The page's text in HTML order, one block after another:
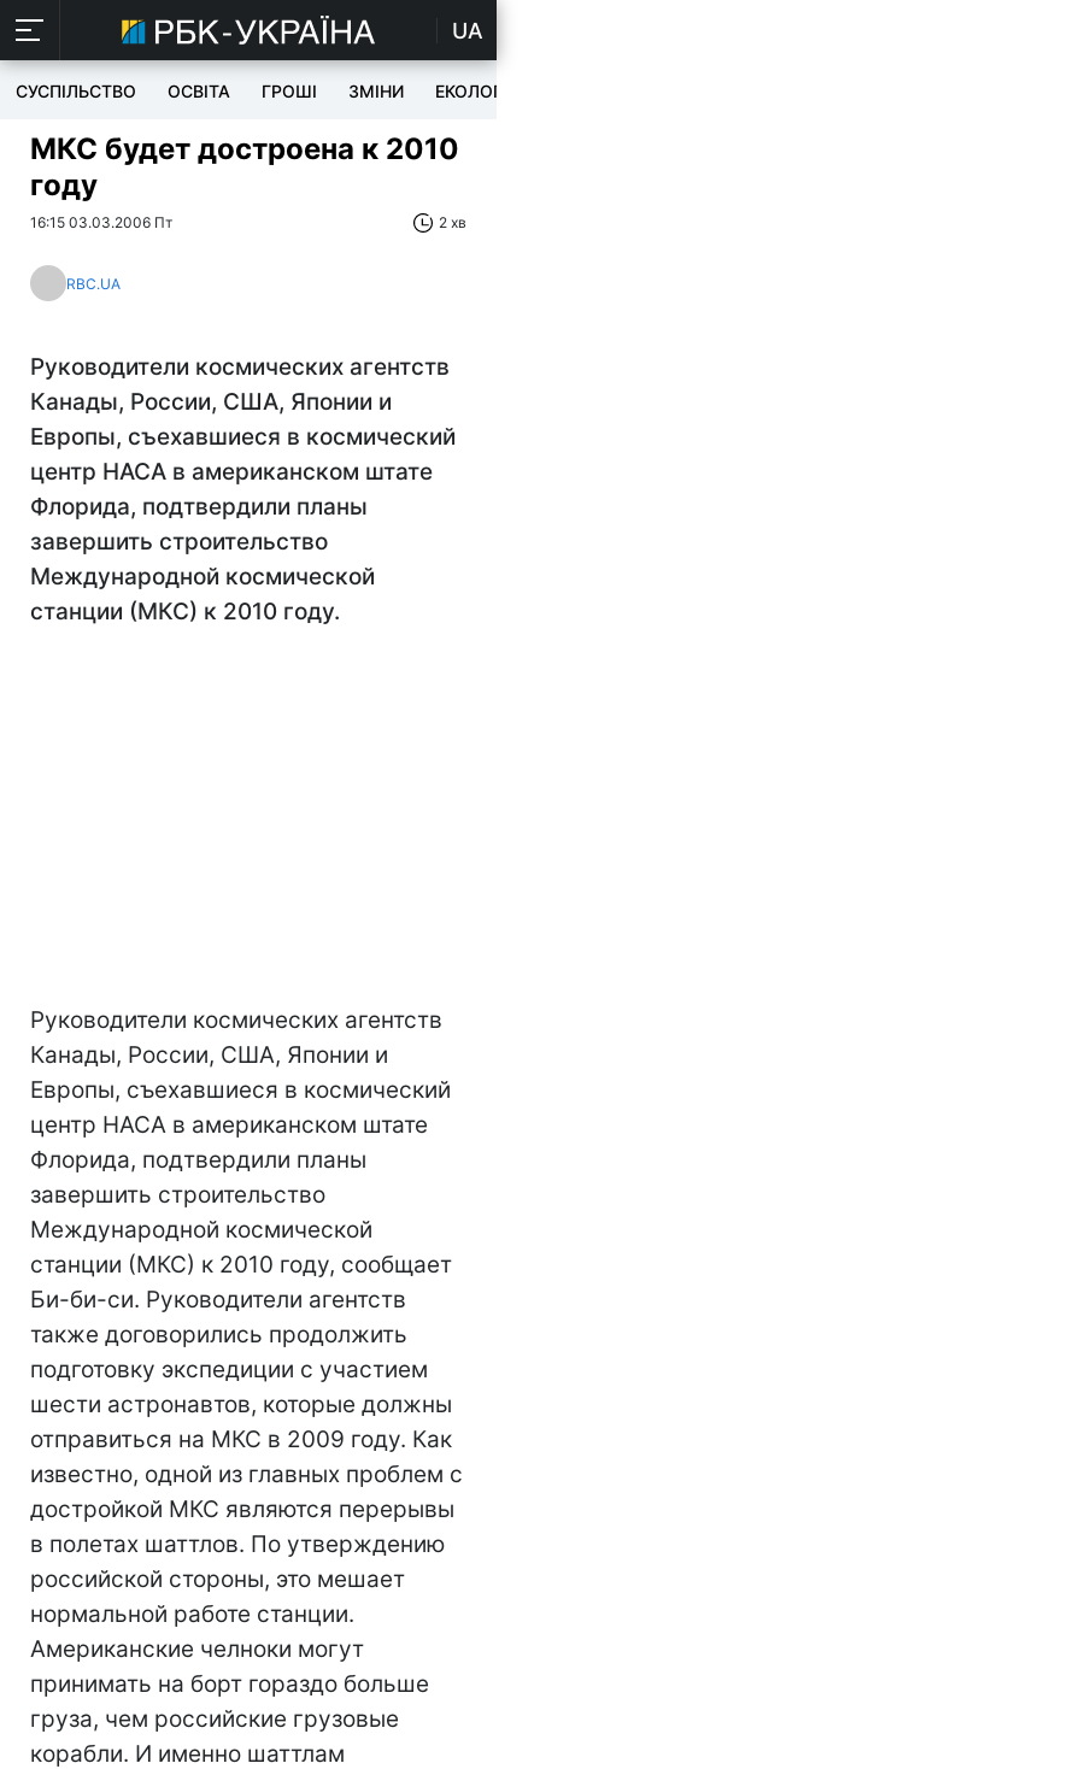
UA
СУСПІЛЬСТВО ОСВІТА ГРОШІ ЗМІНИ ЕКОЛОГІЯ
МКС будет достроена к 2010
году
16:15 03.03.2006 Пт 2 хв
RBC.UA
Руководители космических агентств
Канады, России, США, Японии и
Европы, съехавшиеся в космический
центр НАСА в американском штате
Флорида, подтвердили планы
завершить строительство
Международной космической
станции (МКС) к 2010 году.
Руководители космических агентств
Канады, России, США, Японии и
Европы, съехавшиеся в космический
центр НАСА в американском штате
Флорида, подтвердили планы
завершить строительство
Международной космической
станции (МКС) к 2010 году, сообщает
Би-би-си. Руководители агентств
также договорились продолжить
подготовку экспедиции с участием
шести астронавтов, которые должны
отправиться на МКС в 2009 году. Как
известно, одной из главных проблем с
достройкой МКС являются перерывы
в полетах шаттлов. По утверждению
российской стороны, это мешает
нормальной работе станции.
Американские челноки могут
принимать на борт гораздо больше
груза, чем российские грузовые
корабли. И именно шаттлам